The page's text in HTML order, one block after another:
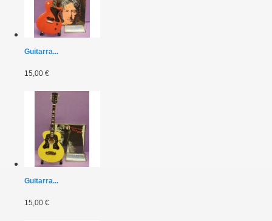
Guitarra...
15,00 €
Guitarra...
15,00 €